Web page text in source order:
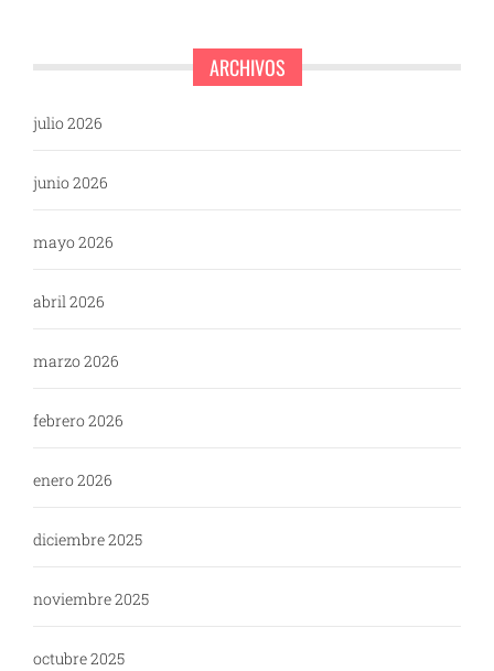
ARCHIVOS
julio 2026
junio 2026
mayo 2026
abril 2026
marzo 2026
febrero 2026
enero 2026
diciembre 2025
noviembre 2025
octubre 2025